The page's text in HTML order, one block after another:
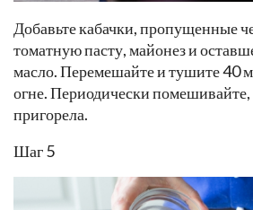
Добавьте кабачки, пропущенные
томатную пасту, майонез и
масло. Перемешайте и тушите 40
огне. Периодически помешивайте,
пригорела.
Шаг 5